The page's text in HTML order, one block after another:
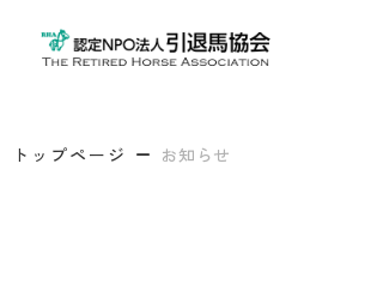
トップページ お知らせ